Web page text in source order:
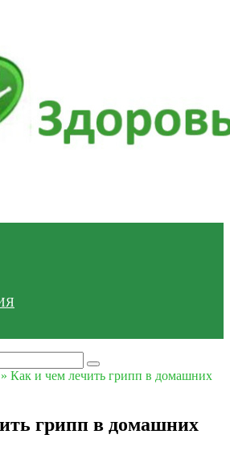
» Как и чем лечить грипп в домашних
грипп в домашних